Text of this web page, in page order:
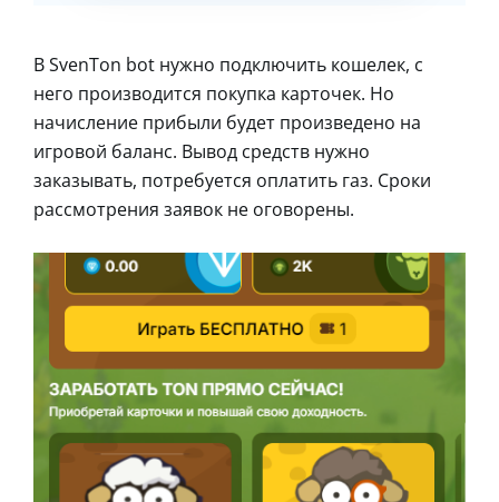
В SvenTon bot нужно подключить кошелек, с
него производится покупка карточек. Но
начисление прибыли будет произведено на
игровой баланс. Вывод средств нужно
заказывать, потребуется оплатить газ. Сроки
рассмотрения заявок не оговорены.